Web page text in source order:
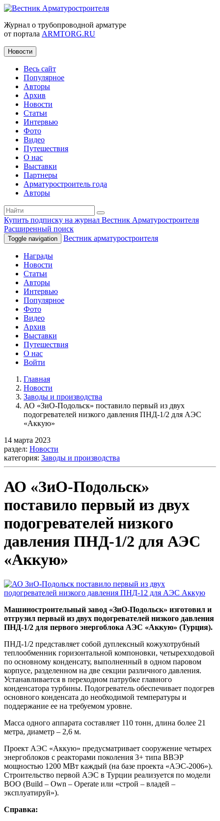
Журнал о трубопроводной арматуре
от портала ARMTORG.RU
Новости
Весь сайт
Популярное
Авторы
Архив
Новости
Статьи
Интервью
Фото
Видео
Путешествия
О нас
Выставки
Партнеры
Арматуростроитель года
Авторы
Купить подписку на журнал Вестник Арматуростроителя
Расширенный поиск
Toggle navigation Вестник арматуростроителя
Награды
Новости
Статьи
Авторы
Интервью
Популярное
Фото
Видео
Архив
Выставки
Путешествия
О нас
Войти
Главная
Новости
Заводы и производства
АО «ЗиО-Подольск» поставило первый из двух
подогревателей низкого давления ПНД-1/2 для АЭС
«Аккую»
14 марта 2023
раздел: Новости
категория: Заводы и производства
АО «ЗиО-Подольск»
поставило первый из двух
подогревателей низкого
давления ПНД-1/2 для АЭС
«Аккую»
Машиностроительный завод «ЗиО-Подольск» изготовил и
отгрузил первый из двух подогревателей низкого давления
ПНД-1/2 для первого энергоблока АЭС «Аккую» (Турция).
ПНД-1/2 представляет собой дуплексный кожухотрубный
теплообменник горизонтальной компоновки, четырехходовой
по основному конденсату, выполненный в одном паровом
корпусе, разделенном на две секции различного давления.
Устанавливается в переходном патрубке главного
конденсатора турбины. Подогреватель обеспечивает подогрев
основного конденсата до необходимой температуры и
поддержание ее на требуемом уровне.
Масса одного аппарата составляет 110 тонн, длина более 21
метра, диаметр – 2,6 м.
Проект АЭС «Аккую» предусматривает сооружение четырех
энергоблоков с реакторами поколения 3+ типа ВВЭР
мощностью 1200 МВт каждый (на базе проекта «АЭС-2006»).
Строительство первой АЭС в Турции реализуется по модели
ВОО (Build – Own – Operate или «строй – владей –
эксплуатируй»).
Справка: